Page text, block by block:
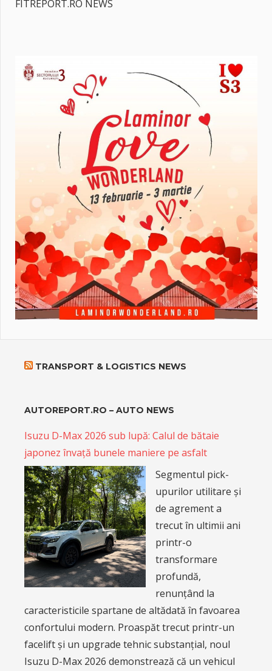
FITREPORT.RO NEWS
TRANSPORT & LOGISTICS NEWS
AUTOREPORT.RO – AUTO NEWS
Isuzu D-Max 2026 sub lupă: Calul de bătaie
japonez învață bunele maniere pe asfalt
Segmentul pick-
upurilor utilitare și
de agrement a
trecut în ultimii ani
printr-o
transformare
profundă,
renunțând la
caracteristicile spartane de altădată în favoarea
confortului modern. Proaspăt trecut printr-un
facelift și un upgrade tehnic substanțial, noul
Isuzu D-Max 2026 demonstrează că un vehicul